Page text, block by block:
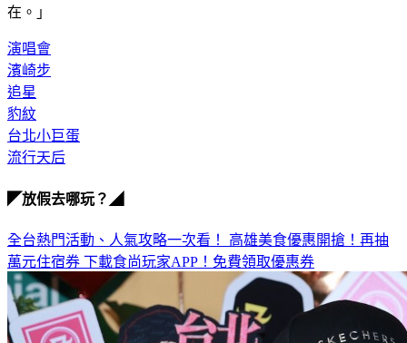
濱崎步
追星
豹紋
台北小巨蛋
流行天后
萬元住宿券下載食尚玩家APP！免費領取優惠券